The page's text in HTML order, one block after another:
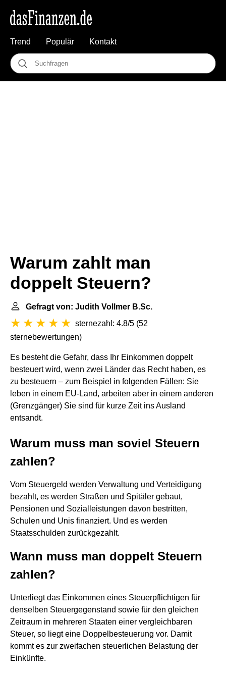
Trend Populär Kontakt
Warum zahlt man
doppelt Steuern?
Gefragt von: Judith Vollmer B.Sc.
sternezahl: 4.8/5 (52
sternebewertungen)
Es besteht die Gefahr, dass Ihr Einkommen doppelt
besteuert wird, wenn zwei Länder das Recht haben, es
zu besteuern – zum Beispiel in folgenden Fällen: Sie
leben in einem EU-Land, arbeiten aber in einem anderen
(Grenzgänger) Sie sind für kurze Zeit ins Ausland
entsandt.
Warum muss man soviel Steuern
zahlen?
Vom Steuergeld werden Verwaltung und Verteidigung
bezahlt, es werden Straßen und Spitäler gebaut,
Pensionen und Sozialleistungen davon bestritten,
Schulen und Unis finanziert. Und es werden
Staatsschulden zurückgezahlt.
Wann muss man doppelt Steuern
zahlen?
Unterliegt das Einkommen eines Steuerpflichtigen für
denselben Steuergegenstand sowie für den gleichen
Zeitraum in mehreren Staaten einer vergleichbaren
Steuer, so liegt eine Doppelbesteuerung vor. Damit
kommt es zur zweifachen steuerlichen Belastung der
Einkünfte.